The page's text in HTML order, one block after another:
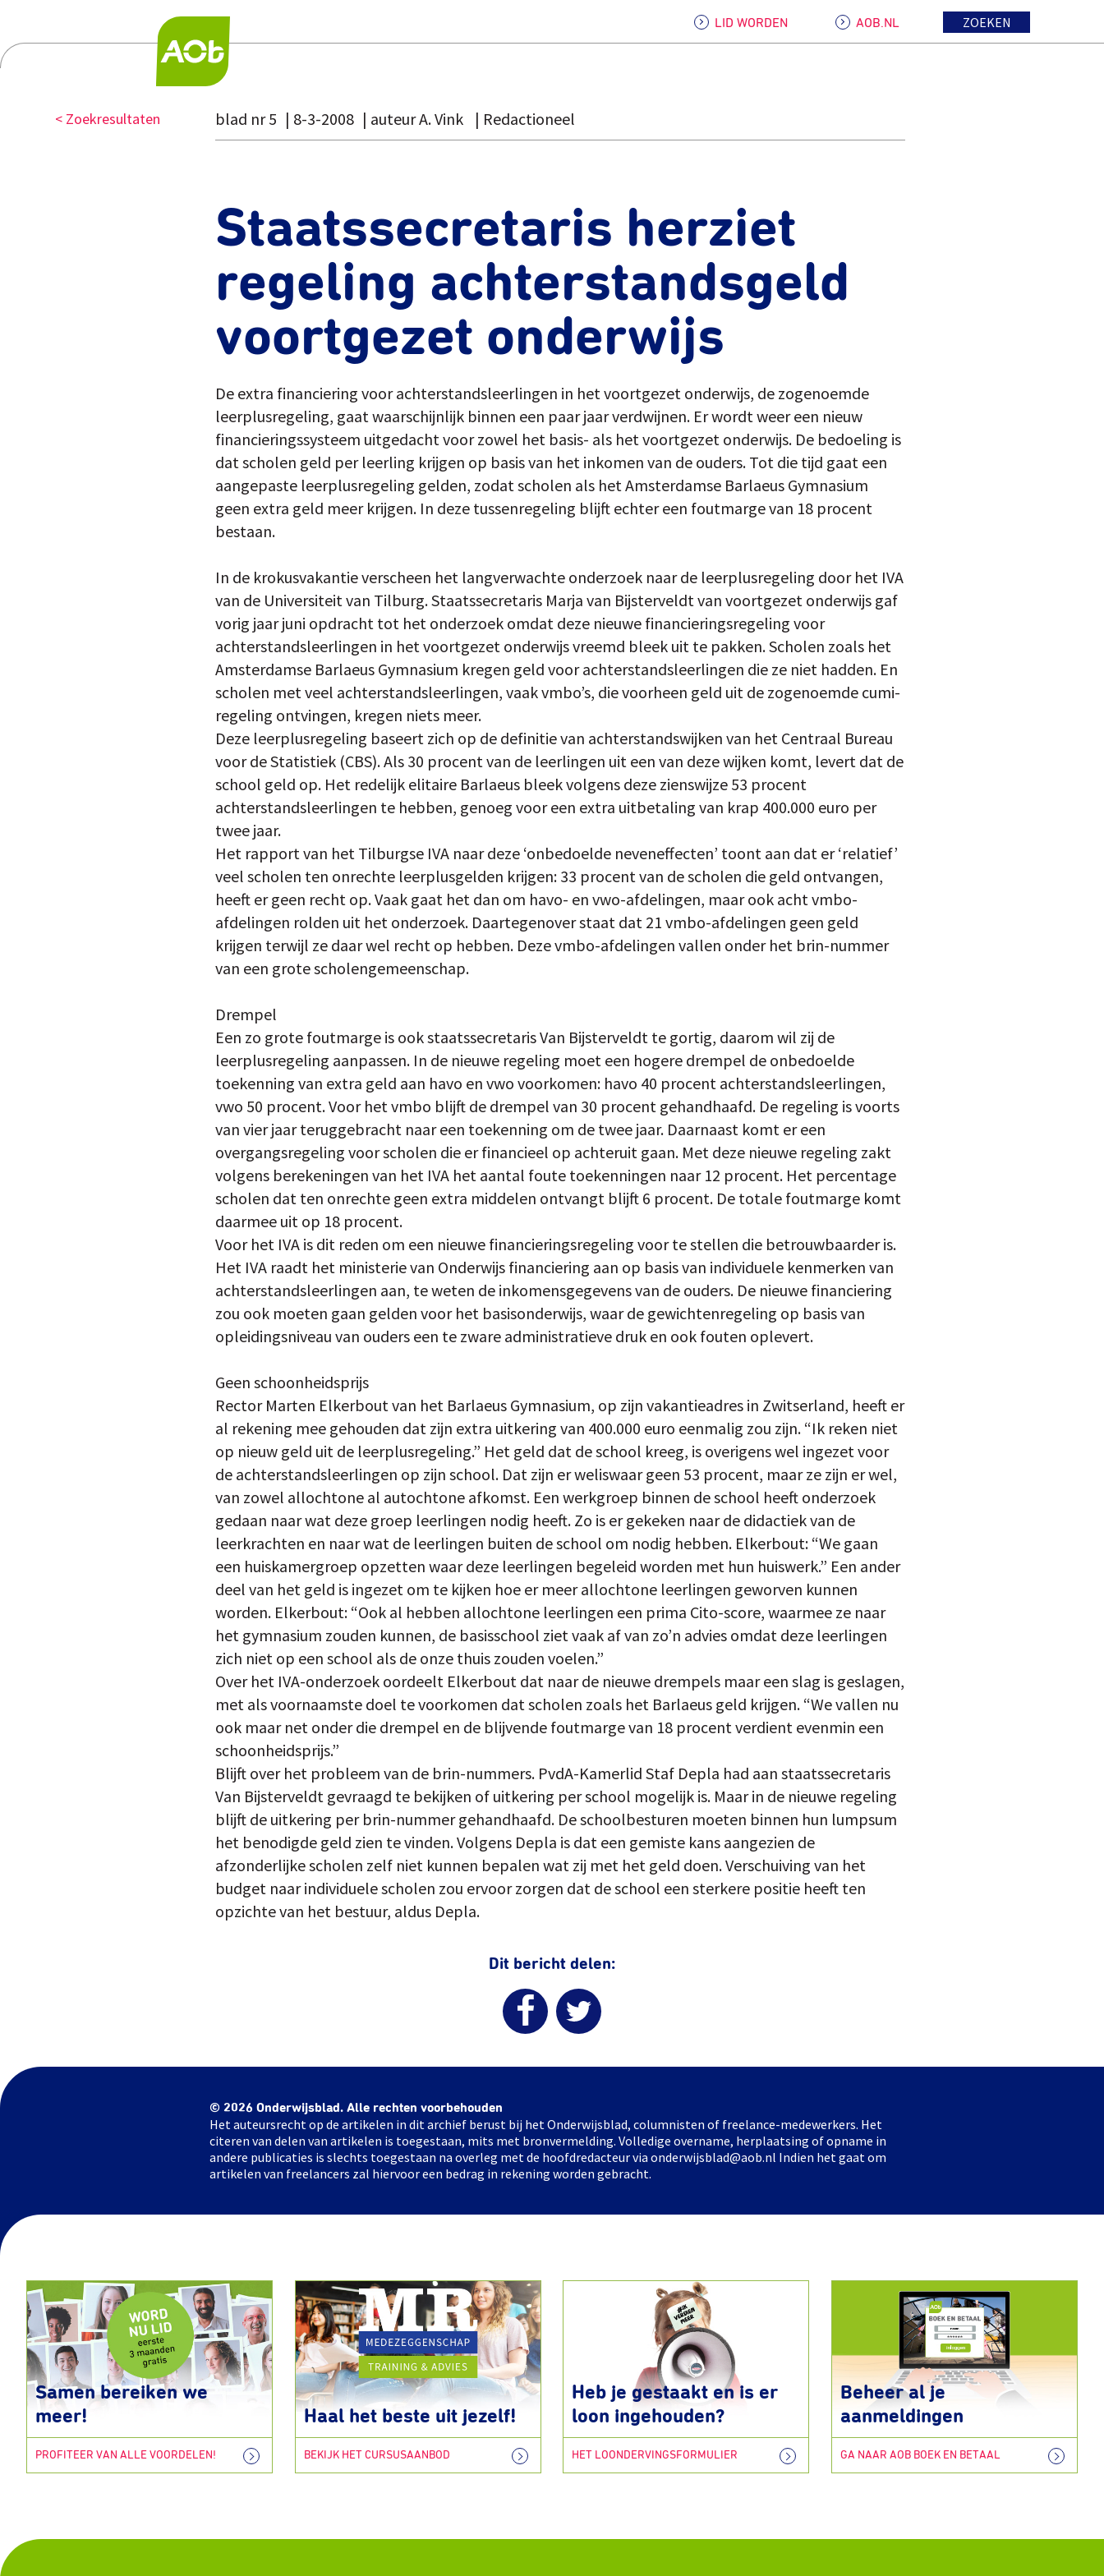
LID WORDEN AOB.NL ZOEKEN
< Zoekresultaten blad nr 5 8-3-2008 auteur A. Vink Redactioneel
Staatssecretaris herziet
regeling achterstandsgeld
voortgezet onderwijs
De extra financiering voor achterstandsleerlingen in het voortgezet onderwijs, de zogenoemde
leerplusregeling, gaat waarschijnlijk binnen een paar jaar verdwijnen. Er wordt weer een nieuw
financieringssysteem uitgedacht voor zowel het basis- als het voortgezet onderwijs. De bedoeling is
dat scholen geld per leerling krijgen op basis van het inkomen van de ouders. Tot die tijd gaat een
aangepaste leerplusregeling gelden, zodat scholen als het Amsterdamse Barlaeus Gymnasium
geen extra geld meer krijgen. In deze tussenregeling blijft echter een foutmarge van 18 procent
bestaan.
In de krokusvakantie verscheen het langverwachte onderzoek naar de leerplusregeling door het IVA
van de Universiteit van Tilburg. Staatssecretaris Marja van Bijsterveldt van voortgezet onderwijs gaf
vorig jaar juni opdracht tot het onderzoek omdat deze nieuwe financieringsregeling voor
achterstandsleerlingen in het voortgezet onderwijs vreemd bleek uit te pakken. Scholen zoals het
Amsterdamse Barlaeus Gymnasium kregen geld voor achterstandsleerlingen die ze niet hadden. En
scholen met veel achterstandsleerlingen, vaak vmbo’s, die voorheen geld uit de zogenoemde cumi-
regeling ontvingen, kregen niets meer.
Deze leerplusregeling baseert zich op de definitie van achterstandswijken van het Centraal Bureau
voor de Statistiek (CBS). Als 30 procent van de leerlingen uit een van deze wijken komt, levert dat de
school geld op. Het redelijk elitaire Barlaeus bleek volgens deze zienswijze 53 procent
achterstandsleerlingen te hebben, genoeg voor een extra uitbetaling van krap 400.000 euro per
twee jaar.
Het rapport van het Tilburgse IVA naar deze ‘onbedoelde neveneffecten’ toont aan dat er ‘relatief’
veel scholen ten onrechte leerplusgelden krijgen: 33 procent van de scholen die geld ontvangen,
heeft er geen recht op. Vaak gaat het dan om havo- en vwo-afdelingen, maar ook acht vmbo-
afdelingen rolden uit het onderzoek. Daartegenover staat dat 21 vmbo-afdelingen geen geld
krijgen terwijl ze daar wel recht op hebben. Deze vmbo-afdelingen vallen onder het brin-nummer
van een grote scholengemeenschap.
Drempel
Een zo grote foutmarge is ook staatssecretaris Van Bijsterveldt te gortig, daarom wil zij de
leerplusregeling aanpassen. In de nieuwe regeling moet een hogere drempel de onbedoelde
toekenning van extra geld aan havo en vwo voorkomen: havo 40 procent achterstandsleerlingen,
vwo 50 procent. Voor het vmbo blijft de drempel van 30 procent gehandhaafd. De regeling is voorts
van vier jaar teruggebracht naar een toekenning om de twee jaar. Daarnaast komt er een
overgangsregeling voor scholen die er financieel op achteruit gaan. Met deze nieuwe regeling zakt
volgens berekeningen van het IVA het aantal foute toekenningen naar 12 procent. Het percentage
scholen dat ten onrechte geen extra middelen ontvangt blijft 6 procent. De totale foutmarge komt
daarmee uit op 18 procent.
Voor het IVA is dit reden om een nieuwe financieringsregeling voor te stellen die betrouwbaarder is.
Het IVA raadt het ministerie van Onderwijs financiering aan op basis van individuele kenmerken van
achterstandsleerlingen aan, te weten de inkomensgegevens van de ouders. De nieuwe financiering
zou ook moeten gaan gelden voor het basisonderwijs, waar de gewichtenregeling op basis van
opleidingsniveau van ouders een te zware administratieve druk en ook fouten oplevert.
Geen schoonheidsprijs
Rector Marten Elkerbout van het Barlaeus Gymnasium, op zijn vakantieadres in Zwitserland, heeft er
al rekening mee gehouden dat zijn extra uitkering van 400.000 euro eenmalig zou zijn. “Ik reken niet
op nieuw geld uit de leerplusregeling.” Het geld dat de school kreeg, is overigens wel ingezet voor
de achterstandsleerlingen op zijn school. Dat zijn er weliswaar geen 53 procent, maar ze zijn er wel,
van zowel allochtone al autochtone afkomst. Een werkgroep binnen de school heeft onderzoek
gedaan naar wat deze groep leerlingen nodig heeft. Zo is er gekeken naar de didactiek van de
leerkrachten en naar wat de leerlingen buiten de school om nodig hebben. Elkerbout: “We gaan
een huiskamergroep opzetten waar deze leerlingen begeleid worden met hun huiswerk.” Een ander
deel van het geld is ingezet om te kijken hoe er meer allochtone leerlingen geworven kunnen
worden. Elkerbout: “Ook al hebben allochtone leerlingen een prima Cito-score, waarmee ze naar
het gymnasium zouden kunnen, de basisschool ziet vaak af van zo’n advies omdat deze leerlingen
zich niet op een school als de onze thuis zouden voelen.”
Over het IVA-onderzoek oordeelt Elkerbout dat naar de nieuwe drempels maar een slag is geslagen,
met als voornaamste doel te voorkomen dat scholen zoals het Barlaeus geld krijgen. “We vallen nu
ook maar net onder die drempel en de blijvende foutmarge van 18 procent verdient evenmin een
schoonheidsprijs.”
Blijft over het probleem van de brin-nummers. PvdA-Kamerlid Staf Depla had aan staatssecretaris
Van Bijsterveldt gevraagd te bekijken of uitkering per school mogelijk is. Maar in de nieuwe regeling
blijft de uitkering per brin-nummer gehandhaafd. De schoolbesturen moeten binnen hun lumpsum
het benodigde geld zien te vinden. Volgens Depla is dat een gemiste kans aangezien de
afzonderlijke scholen zelf niet kunnen bepalen wat zij met het geld doen. Verschuiving van het
budget naar individuele scholen zou ervoor zorgen dat de school een sterkere positie heeft ten
opzichte van het bestuur, aldus Depla.
Dit bericht delen:
© 2026 Onderwijsblad. Alle rechten voorbehouden
Het auteursrecht op de artikelen in dit archief berust bij het Onderwijsblad, columnisten of freelance-medewerkers. Het
citeren van delen van artikelen is toegestaan, mits met bronvermelding. Volledige overname, herplaatsing of opname in
andere publicaties is slechts toegestaan na overleg met de hoofdredacteur via onderwijsblad@aob.nl Indien het gaat om
artikelen van freelancers zal hiervoor een bedrag in rekening worden gebracht.
Samen bereiken we
meer!
PROFITEER VAN ALLE VOORDELEN!
Haal het beste uit jezelf!
BEKIJK HET CURSUSAANBOD
Heb je gestaakt en is er
loon ingehouden?
HET LOONDERVINGSFORMULIER
Beheer al je
aanmeldingen
GA NAAR AOB BOEK EN BETAAL